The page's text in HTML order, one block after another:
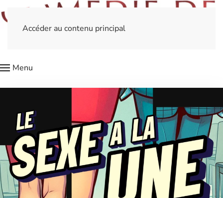
Accéder au contenu principal
Menu